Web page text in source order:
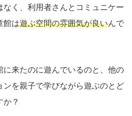
なく、利用者さんとコミュニケー
館は遊ぶ空間の雰囲気が良いんで
に来たのに遊んでいるのと、他の
ンを親子で学びながら遊ぶのとど
か？